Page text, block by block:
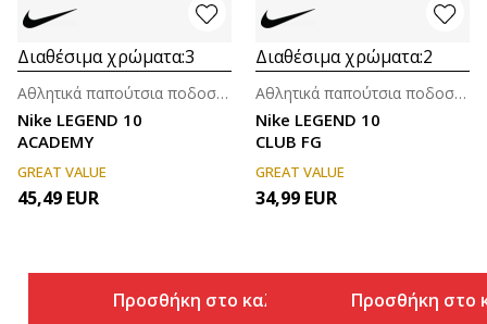
Διαθέσιμα χρώματα:3
Nike LEGEND 10
ACADEMY
Αθλητικά παπούτσια ποδοσφαίρου (8-14ε.)
GREAT VALUE
45,49 EUR
Προσθήκη στο καλάθι
Διαθέσιμα χρώματα:2
Nike LEGEND 10
CLUB FG
Αθλητικά παπούτσια ποδοσφαίρου (8-14ε.)
GREAT VALUE
34,99 EUR
Προσθήκη στο